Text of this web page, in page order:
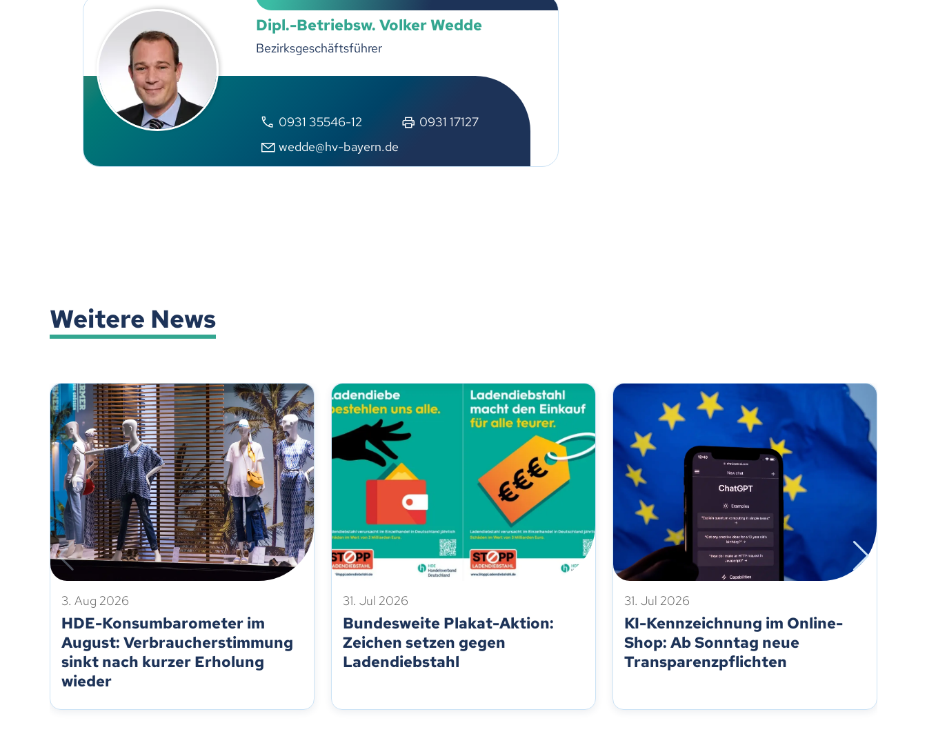
Dipl.-Betriebsw. Volker Wedde
Bezirksgeschäftsführer
0931 35546-12
0931 17127
wedde@hv-bayern.de
Weitere News
3. Aug 2026
HDE-Konsumbarometer im
August: Verbraucherstimmung
sinkt nach kurzer Erholung
wieder
31. Jul 2026
Bundesweite Plakat-Aktion:
Zeichen setzen gegen
Ladendiebstahl
31. Jul 2026
KI-Kennzeichnung im Online-
Shop: Ab Sonntag neue
Transparenzpflichten